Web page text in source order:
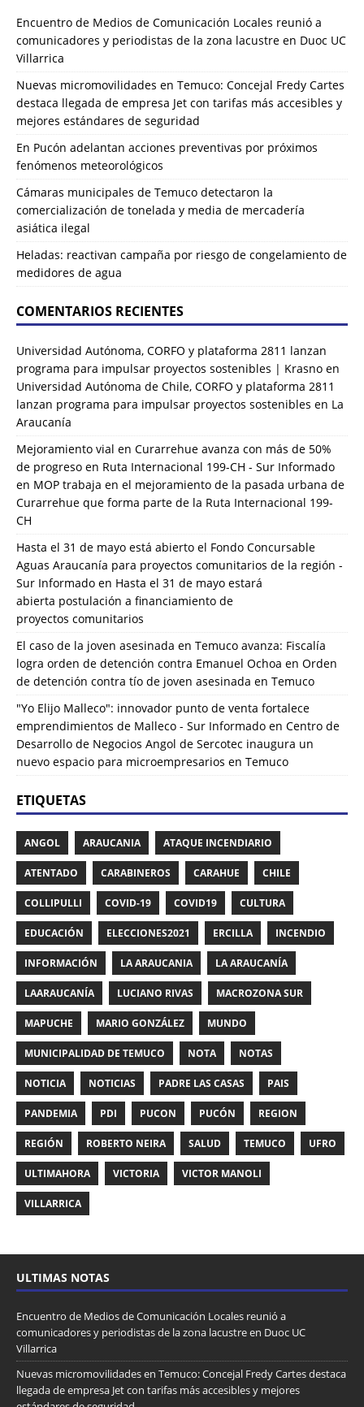
Encuentro de Medios de Comunicación Locales reunió a
comunicadores y periodistas de la zona lacustre en Duoc UC
Villarrica
Nuevas micromovilidades en Temuco: Concejal Fredy Cartes
destaca llegada de empresa Jet con tarifas más accesibles y
mejores estándares de seguridad
En Pucón adelantan acciones preventivas por próximos
fenómenos meteorológicos
Cámaras municipales de Temuco detectaron la
comercialización de tonelada y media de mercadería
asiática ilegal
Heladas: reactivan campaña por riesgo de congelamiento de
medidores de agua
COMENTARIOS RECIENTES
Universidad Autónoma, CORFO y plataforma 2811 lanzan
programa para impulsar proyectos sostenibles | Krasno en
Universidad Autónoma de Chile, CORFO y plataforma 2811
lanzan programa para impulsar proyectos sostenibles en La
Araucanía
Mejoramiento vial en Curarrehue avanza con más de 50%
de progreso en Ruta Internacional 199-CH - Sur Informado
en MOP trabaja en el mejoramiento de la pasada urbana de
Curarrehue que forma parte de la Ruta Internacional 199-
CH
Hasta el 31 de mayo está abierto el Fondo Concursable
Aguas Araucanía para proyectos comunitarios de la región -
Sur Informado en Hasta el 31 de mayo estará
abierta postulación a financiamiento de
proyectos comunitarios
El caso de la joven asesinada en Temuco avanza: Fiscalía
logra orden de detención contra Emanuel Ochoa en Orden
de detención contra tío de joven asesinada en Temuco
"Yo Elijo Malleco": innovador punto de venta fortalece
emprendimientos de Malleco - Sur Informado en Centro de
Desarrollo de Negocios Angol de Sercotec inaugura un
nuevo espacio para microempresarios en Temuco
ETIQUETAS
ANGOL ARAUCANIA ATAQUE INCENDIARIO
ATENTADO CARABINEROS CARAHUE CHILE
COLLIPULLI COVID-19 COVID19 CULTURA
EDUCACIÓN ELECCIONES2021 ERCILLA INCENDIO
INFORMACIÓN LA ARAUCANIA LA ARAUCANÍA
LAARAUCANÍA LUCIANO RIVAS MACROZONA SUR
MAPUCHE MARIO GONZÁLEZ MUNDO
MUNICIPALIDAD DE TEMUCO NOTA NOTAS
NOTICIA NOTICIAS PADRE LAS CASAS PAIS
PANDEMIA PDI PUCON PUCÓN REGION
REGIÓN ROBERTO NEIRA SALUD TEMUCO UFRO
ULTIMAHORA VICTORIA VICTOR MANOLI
VILLARRICA
ULTIMAS NOTAS
Encuentro de Medios de Comunicación Locales reunió a
comunicadores y periodistas de la zona lacustre en Duoc UC
Villarrica
Nuevas micromovilidades en Temuco: Concejal Fredy Cartes destaca
llegada de empresa Jet con tarifas más accesibles y mejores